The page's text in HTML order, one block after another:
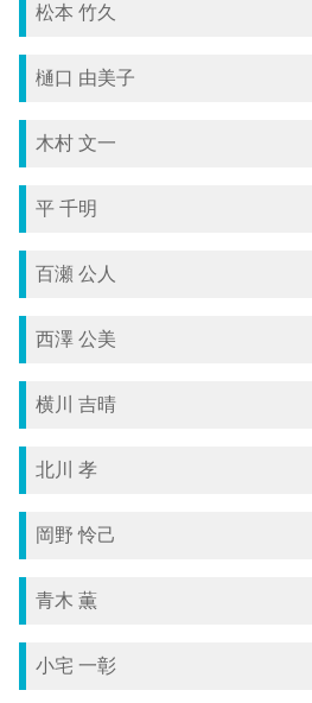
松本 竹久
樋口 由美子
木村 文一
平 千明
百瀬 公人
西澤 公美
横川 吉晴
北川 孝
岡野 怜己
青木 薫
小宅 一彰